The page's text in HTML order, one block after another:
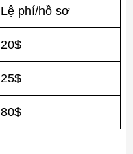
Lệ phí/hồ sơ
20$
25$
80$